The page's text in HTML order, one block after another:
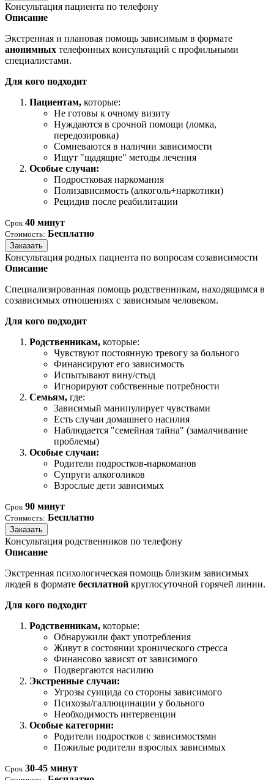
Консультация пациента по телефону
Описание
Экстренная и плановая помощь зависимым в формате
анонимных телефонных консультаций с профильными
специалистами.
Для кого подходит
Пациентам, которые:
Не готовы к очному визиту
Нуждаются в срочной помощи (ломка,
передозировка)
Сомневаются в наличии зависимости
Ищут "щадящие" методы лечения
Особые случаи:
Подростковая наркомания
Полизависимость (алкоголь+наркотики)
Рецидив после реабилитации
Срок 40 минут
Стоимость: Бесплатно
Заказать
Консультация родных пациента по вопросам созависимости
Описание
Специализированная помощь родственникам, находящимся в
созависимых отношениях с зависимым человеком.
Для кого подходит
Родственникам, которые:
Чувствуют постоянную тревогу за больного
Финансируют его зависимость
Испытывают вину/стыд
Игнорируют собственные потребности
Семьям, где:
Зависимый манипулирует чувствами
Есть случаи домашнего насилия
Наблюдается "семейная тайна" (замалчивание
проблемы)
Особые случаи:
Родители подростков-наркоманов
Супруги алкоголиков
Взрослые дети зависимых
Срок 90 минут
Стоимость: Бесплатно
Заказать
Консультация родственников по телефону
Описание
Экстренная психологическая помощь близким зависимых
людей в формате бесплатной круглосуточной горячей линии.
Для кого подходит
Родственникам, которые:
Обнаружили факт употребления
Живут в состоянии хронического стресса
Финансово зависят от зависимого
Подвергаются насилию
Экстренные случаи:
Угрозы суицида со стороны зависимого
Психозы/галлюцинации у больного
Необходимость интервенции
Особые категории:
Родители подростков с зависимостями
Пожилые родители взрослых зависимых
Срок 30-45 минут